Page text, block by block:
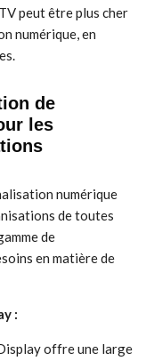
peut être plus cher
numérique, en
de
les
numérique
de toutes
de
en matière de
:
offre une large